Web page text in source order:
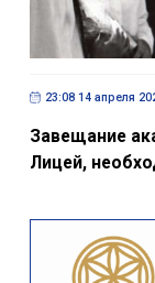
23:08 14 апреля
Завещание
Лицей,